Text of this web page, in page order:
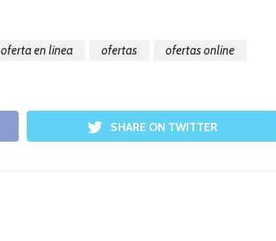
oferta en linea ofertas
ofertas online
SHARE ON TWITTER